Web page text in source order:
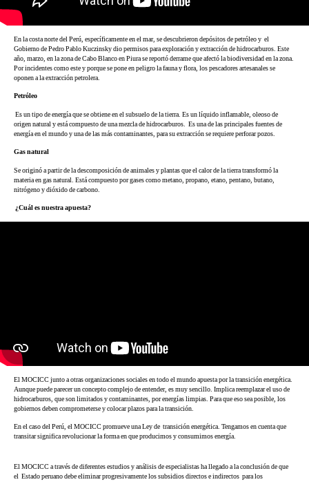
En la costa norte del Perú, específicamente en el mar, se descubrieron depósitos de petróleo y el
Gobierno de Pedro Pablo Kuczinsky dio permisos para exploración y extracción de hidrocarburos. Este
año, marzo, en la zona de Cabo Blanco en Piura se reportó derrame que afectó la biodiversidad en la zona.
Por incidentes como este y porque se pone en peligro la fauna y flora, los pescadores artesanales se
oponen a la extracción petrolera.
Petróleo
Es un tipo de energía que se obtiene en el subsuelo de la tierra. Es un líquido inflamable, oleoso de
origen natural y está compuesto de una mezcla de hidrocarburos. Es una de las principales fuentes de
energía en el mundo y una de las más contaminantes, para su extracción se requiere perforar pozos.
Gas natural
Se originó a partir de la descomposición de animales y plantas que el calor de la tierra transformó la
materia en gas natural. Está compuesto por gases como metano, propano, etano, pentano, butano,
nitrógeno y dióxido de carbono.
¿Cuál es nuestra apuesta?
El MOCICC junto a otras organizaciones sociales en todo el mundo apuesta por la transición energética.
Aunque puede parecer un concepto complejo de entender, es muy sencillo. Implica reemplazar el uso de
hidrocarburos, que son limitados y contaminantes, por energías limpias. Para que eso sea posible, los
gobiernos deben comprometerse y colocar plazos para la transición.
En el caso del Perú, el MOCICC promueve una Ley de transición energética. Tengamos en cuenta que
transitar significa revolucionar la forma en que producimos y consumimos energía.
El MOCICC a través de diferentes estudios y análisis de especialistas ha llegado a la conclusión de que
el Estado peruano debe eliminar progresivamente los subsidios directos e indirectos para los